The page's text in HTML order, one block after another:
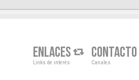
ENLACES
Links de interés
CONTACTO
Canales